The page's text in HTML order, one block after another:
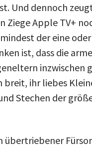
Und dennoch
Ziege Apple TV+
der eine
ist, dass die
inzwischen
ihr liebes
Stechen der
übertriebener